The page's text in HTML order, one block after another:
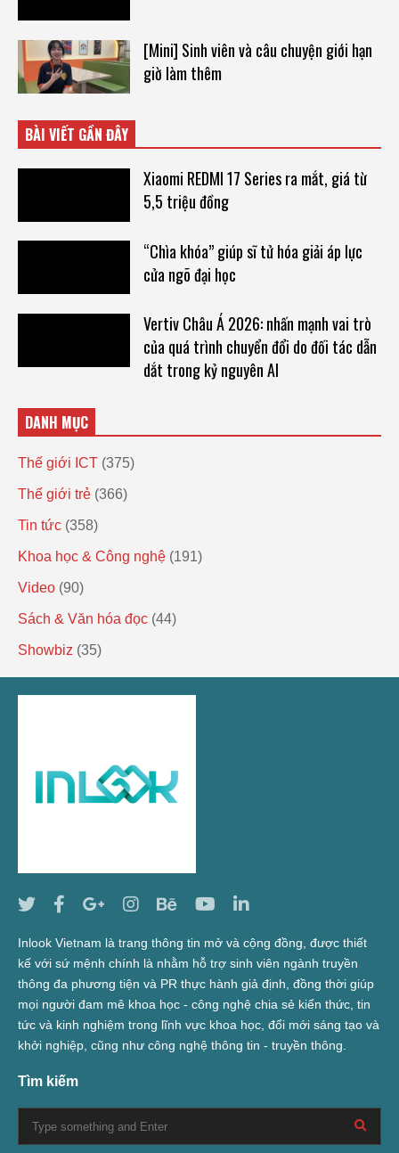
[Mini] Sinh viên và câu chuyện giới hạn
giờ làm thêm
BÀI VIẾT GẦN ĐÂY
Xiaomi REDMI 17 Series ra mắt, giá từ
5,5 triệu đồng
“Chìa khóa” giúp sĩ tử hóa giải áp lực
cửa ngõ đại học
Vertiv Châu Á 2026: nhấn mạnh vai trò
của quá trình chuyển đổi do đối tác dẫn
dắt trong kỷ nguyên AI
DANH MỤC
Thế giới ICT (375)
Thế giới trẻ (366)
Tin tức (358)
Khoa học & Công nghệ (191)
Video (90)
Sách & Văn hóa đọc (44)
Showbiz (35)
Inlook Vietnam là trang thông tin mở và cộng đồng, được thiết
kế với sứ mệnh chính là nhằm hỗ trợ sinh viên ngành truyền
thông đa phương tiện và PR thực hành giả định, đồng thời giúp
mọi người đam mê khoa học - công nghệ chia sẻ kiến thức, tin
tức và kinh nghiệm trong lĩnh vực khoa học, đổi mới sáng tạo và
khởi nghiệp, cũng như công nghệ thông tin - truyền thông.
Tìm kiếm